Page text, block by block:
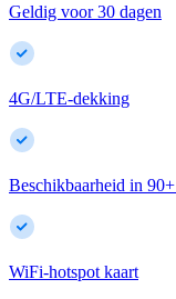
Geldig voor 30 dagen
4G/LTE-dekking
Beschikbaarheid in 90+
WiFi-hotspot kaart